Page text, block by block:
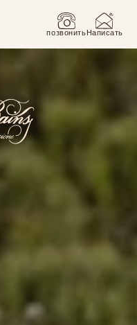
позвонитьНаписать